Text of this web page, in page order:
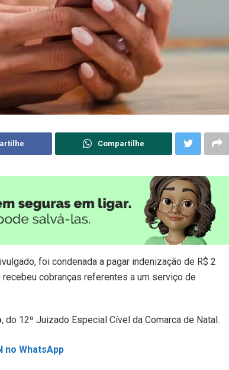
Compartilhe
foi condenada a pagar indenização de R$ 2
cobranças referentes a um serviço de
, do 12º Juizado Especial Cível da Comarca de Natal.
no WhatsApp